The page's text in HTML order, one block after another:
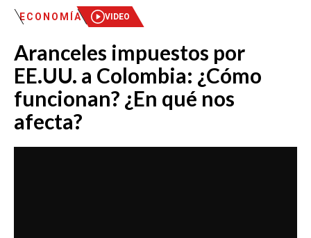
MAÑANA EXPRESS
EMISIÓN 12:30 PM
EMISIÓN 7:00 PM
EMISIÓN 11:30 PM
ECONOMÍA VIDEO
Aranceles impuestos por
EE.UU. a Colombia: ¿Cómo
funcionan? ¿En qué nos
afecta?